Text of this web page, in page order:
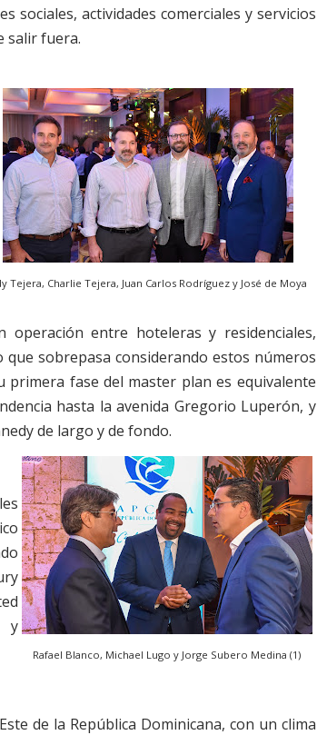
sociales, actividades comerciales y servicios
salir fuera.
Tejera, Charlie Tejera, Juan Carlos Rodríguez y José de Moya
operación entre hoteleras y residenciales,
sobrepasa considerando estos números
primera fase del master plan es equivalente
hasta la avenida Gregorio Luperón, y
de largo y de fondo.
Rafael Blanco, Michael Lugo y Jorge Subero Medina (1)
y
de la República Dominicana, con un clima